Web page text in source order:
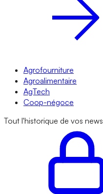
Agrofourniture
Agroalimentaire
AgTech
Coop-négoce
Tout l'historique de vos